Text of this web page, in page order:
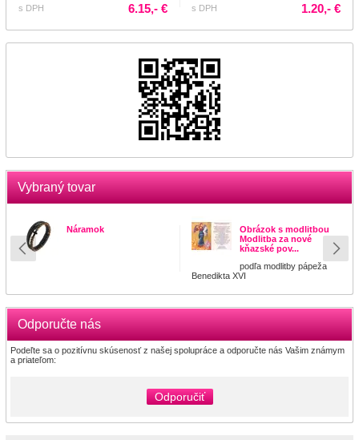
s DPH 6.15,- € s DPH 1.20,- €
Vybraný tovar
Náramok
Obrázok s modlitbou
Modlitba za nové
kňazské pov...
podľa modlitby pápeža
Benedikta XVI
Odporučte nás
Podeľte sa o pozitívnu skúsenosť z našej spolupráce a odporučte nás Vašim známym
a priateľom:
Odporučiť